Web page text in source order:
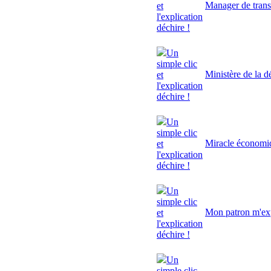
et
l'explication
déchire !
Manager de
Un
simple clic
et
l'explication
déchire !
Ministère de la
Un
simple clic
et
l'explication
déchire !
Miracle
Un
simple clic
et
l'explication
déchire !
Mon patron
Un